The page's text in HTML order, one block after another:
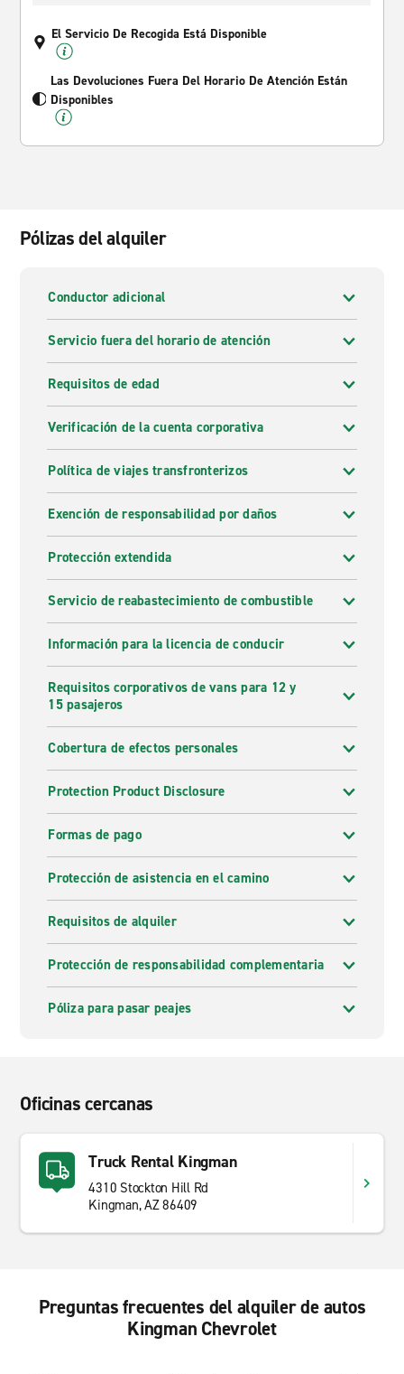
El Servicio De Recogida Está Disponible
Las Devoluciones Fuera Del Horario De Atención Están
Disponibles
Pólizas del alquiler
Conductor adicional
Servicio fuera del horario de atención
Requisitos de edad
Verificación de la cuenta corporativa
Política de viajes transfronterizos
Exención de responsabilidad por daños
Protección extendida
Servicio de reabastecimiento de combustible
Información para la licencia de conducir
Requisitos corporativos de vans para 12 y
15 pasajeros
Cobertura de efectos personales
Protection Product Disclosure
Formas de pago
Protección de asistencia en el camino
Requisitos de alquiler
Protección de responsabilidad complementaria
Póliza para pasar peajes
Oficinas cercanas
Truck Rental Kingman
4310 Stockton Hill Rd
Kingman, AZ 86409
Preguntas frecuentes del alquiler de autos
Kingman Chevrolet